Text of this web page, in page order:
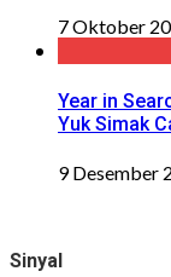
7 Oktober
Year in
Yuk Simak
9 Desember
Sinyal